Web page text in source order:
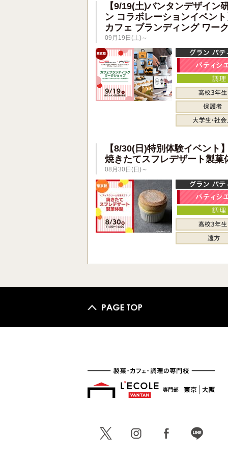
【9/19(土)バンタンデザイン
ン コラボレーションイベン
カフェ ブランディング ワー
09月19日(土)～
【8/30(日)特別体験イベント
焼きたてスフレデザート製菓
08月30日(日)～